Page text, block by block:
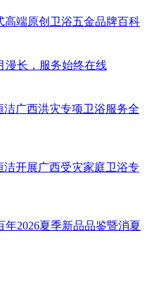
高端原创卫浴五金品牌百科
漫长，服务始终在线
洁广西洪灾专项卫浴服务全
洁开展广西受灾家庭卫浴专
2026夏季新品品鉴暨消夏